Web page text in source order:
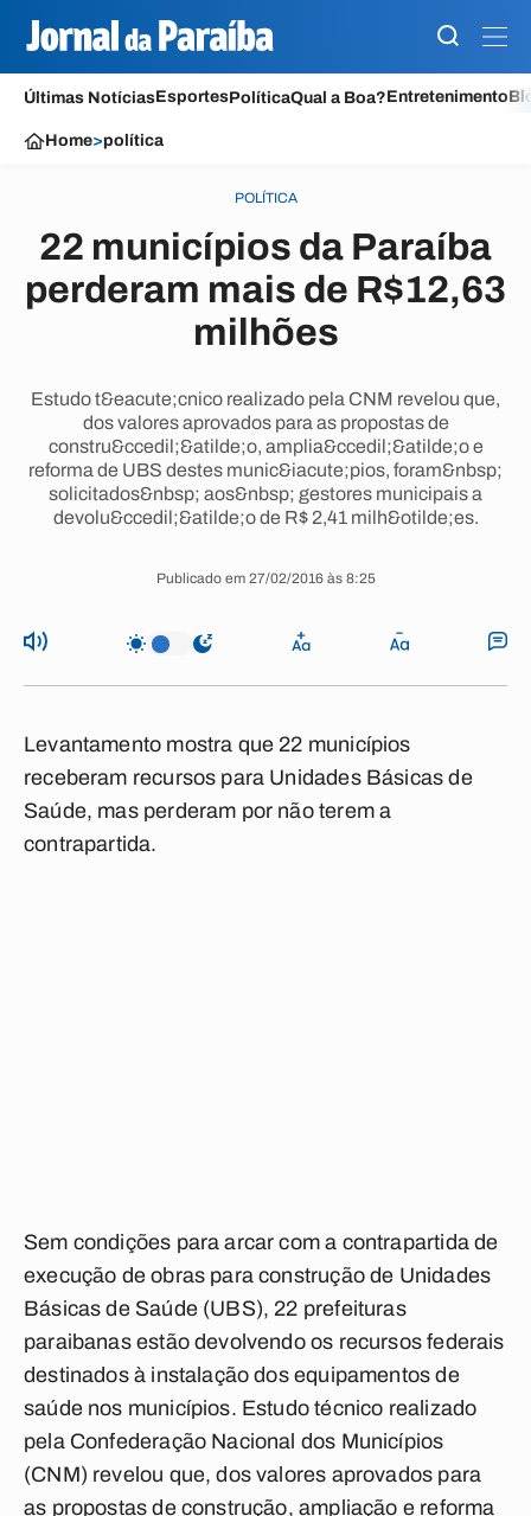
Últimas NotíciasEsportesPolíticaQual a Boa?Entretenimento
Home>política
POLÍTICA
22 municípios da Paraíba
perderam mais de R$12,63
milhões
Estudo t&eacute;cnico realizado pela CNM revelou que,
dos valores aprovados para as propostas de
constru&ccedil;&atilde;o, amplia&ccedil;&atilde;o e
reforma de UBS destes munic&iacute;pios, foram&nbsp;
solicitados&nbsp; aos&nbsp; gestores municipais a
devolu&ccedil;&atilde;o de R$ 2,41 milh&otilde;es.
Publicado em 27/02/2016 às 8:25
Levantamento mostra que 22 municípios
receberam recursos para Unidades Básicas de
Saúde, mas perderam por não terem a
contrapartida.
Sem condições para arcar com a contrapartida de
execução de obras para construção de Unidades
Básicas de Saúde (UBS), 22 prefeituras
paraibanas estão devolvendo os recursos federais
destinados à instalação dos equipamentos de
saúde nos municípios. Estudo técnico realizado
pela Confederação Nacional dos Municípios
(CNM) revelou que, dos valores aprovados para
as propostas de construção, ampliação e reforma